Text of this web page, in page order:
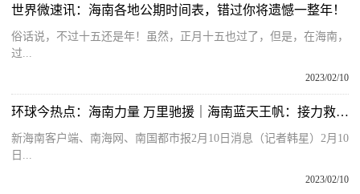
世界微速讯：海南各地公期时间表，错过你将遗憾一整年！
俗话说，不过十五还是年！虽然，正月十五也过了，但是，在海南，
过...
2023/02/10
环球今热点：海南力量 万里驰援｜海南蓝天王帆：接力救援 关键时刻我能上
新海南客户端、南海网、南国都市报2月10日消息（记者韩星）2月10
日...
2023/02/10